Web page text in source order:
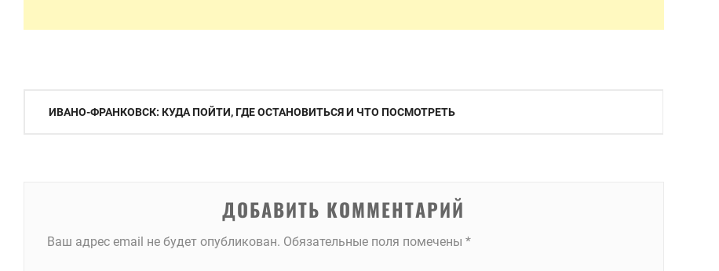
Навигация
ИВАНО-ФРАНКОВСК: КУДА ПОЙТИ, ГДЕ ОСТАНОВИТЬСЯ И ЧТО ПОСМОТРЕТЬ
ДОБАВИТЬ КОММЕНТАРИЙ
Ваш адрес email не будет опубликован. Обязательные поля помечены *